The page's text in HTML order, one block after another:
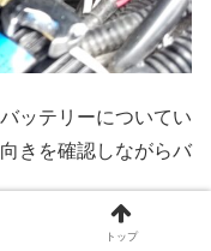
ッテリーについてい
きを確認しながらバ
トップ